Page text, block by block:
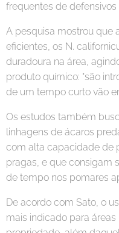
frequentes de
A pesquisa mostrou que
eficientes, os N.
duradoura na área,
produto químico: "são
de um tempo curto vão
Os estudos também
linhagens de ácaros
com alta capacidade de
pragas, e que consigam
de tempo nos pomares
De acordo com Sato, o
mais indicado para